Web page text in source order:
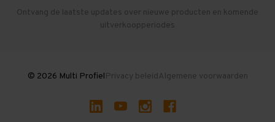
Gebruikte entresolvloeren
Ontvang de laatste updates over nieuwe producten en komende
uitverkoopperiodes
© 2026 Multi ProfielPrivacy beleidAlgemene voorwaarden